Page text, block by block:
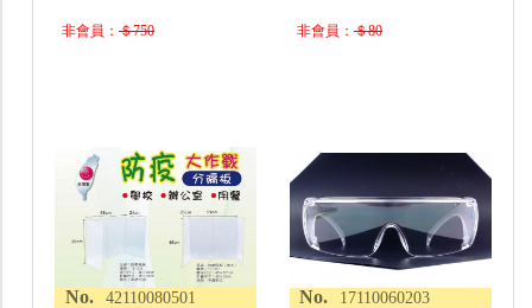
非會員：＄750 非會員：＄80
No. 42110080501 No. 17110060203